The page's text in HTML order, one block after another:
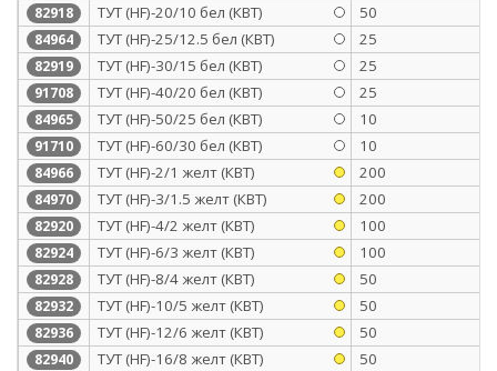
82918 ТУТ (HF)-20/10 бел (КВТ) 50
84964 ТУТ (HF)-25/12.5 бел (КВТ) 25
82919 ТУТ (HF)-30/15 бел (КВТ) 25
91708 ТУТ (HF)-40/20 бел (КВТ) 25
84965 ТУТ (HF)-50/25 бел (КВТ) 10
91710 ТУТ (HF)-60/30 бел (КВТ) 10
84966 ТУТ (HF)-2/1 желт (КВТ) 200
84970 ТУТ (HF)-3/1.5 желт (КВТ) 200
82920 ТУТ (HF)-4/2 желт (КВТ) 100
82924 ТУТ (HF)-6/3 желт (КВТ) 100
82928 ТУТ (HF)-8/4 желт (КВТ) 50
82932 ТУТ (HF)-10/5 желт (КВТ) 50
82936 ТУТ (HF)-12/6 желт (КВТ) 50
82940 ТУТ (HF)-16/8 желт (КВТ) 50